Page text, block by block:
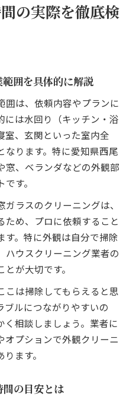
の実際を徹底検
囲を具体的に解説
囲は、依頼内容やプランに
には水回り（キッチン・浴
室、玄関といった室内全
なります。特に愛知県西尾
窓、ベランダなどの外観部
す。
ラスのクリーニングは、
ため、プロに依頼すること
す。特に外観は自分で掃除
ハウスクリーニング業者の
が大切です。
こは掃除してもらえると思
ルにつながりやすいの
く相談しましょう。業者に
オプションで外観クリーニ
ます。
の目安とは